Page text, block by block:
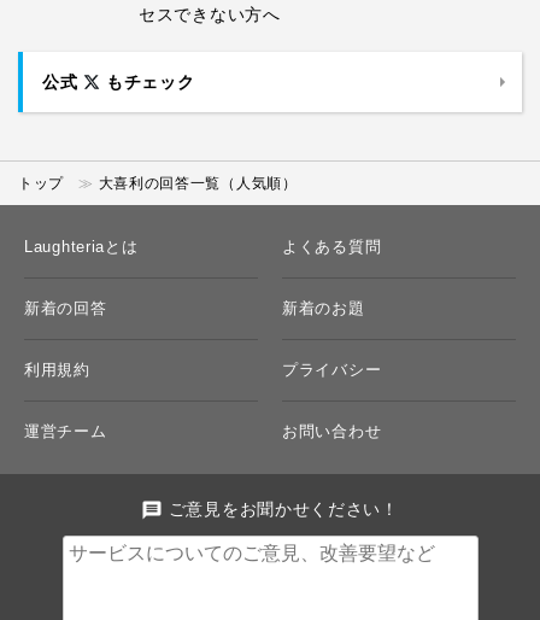
セスできない方へ
公式 もチェック
トップ 大喜利の回答一覧（人気順）
Laughteriaとは よくある質問
新着の回答 新着のお題
利用規約 プライバシー
運営チーム お問い合わせ
message ご意見をお聞かせください！